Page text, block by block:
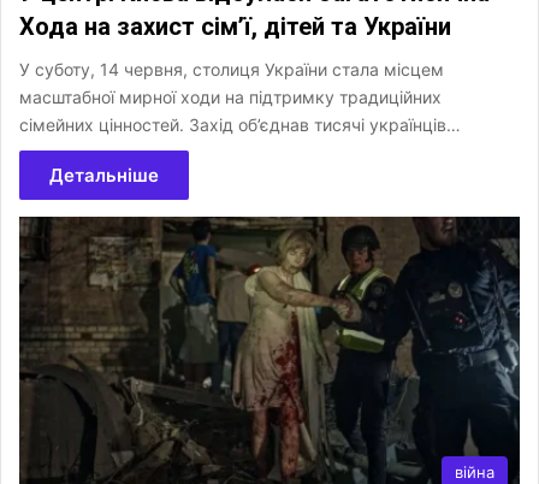
Хода на захист сім’ї, дітей та України
У суботу, 14 червня, столиця України стала місцем
масштабної мирної ходи на підтримку традиційних
сімейних цінностей. Захід об’єднав тисячі українців…
Детальніше
війна